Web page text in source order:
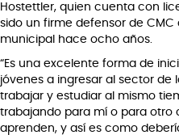
Hostettler, quien cuenta con
sido un firme defensor de
municipal hace ocho años.
“Es una excelente forma de
jóvenes a ingresar al sector
trabajar y estudiar al mismo
trabajando para mí o para
aprenden, y así es como